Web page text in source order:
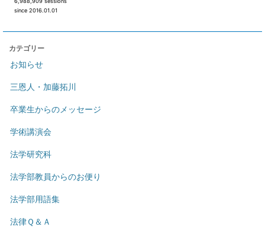
since 2016.01.01
カテゴリー
お知らせ
三恩人・加藤拓川
卒業生からのメッセージ
学術講演会
法学研究科
法学部教員からのお便り
法学部用語集
法律Ｑ＆Ａ